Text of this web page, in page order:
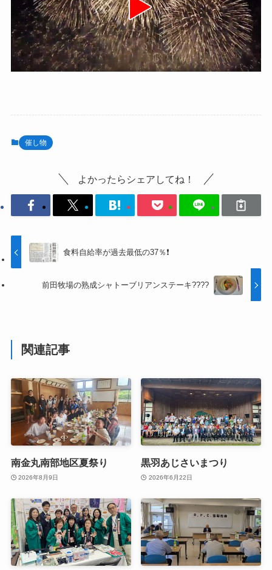
催し物
よかったらシェアしてね！
食料自給率が過去最低の37％❗
前田牧場の熟成シャトーブリアンステーキ????
関連記事
南金丸南部地区夏祭り
2026年8月9日
黒羽あじさいまつり
2026年6月22日